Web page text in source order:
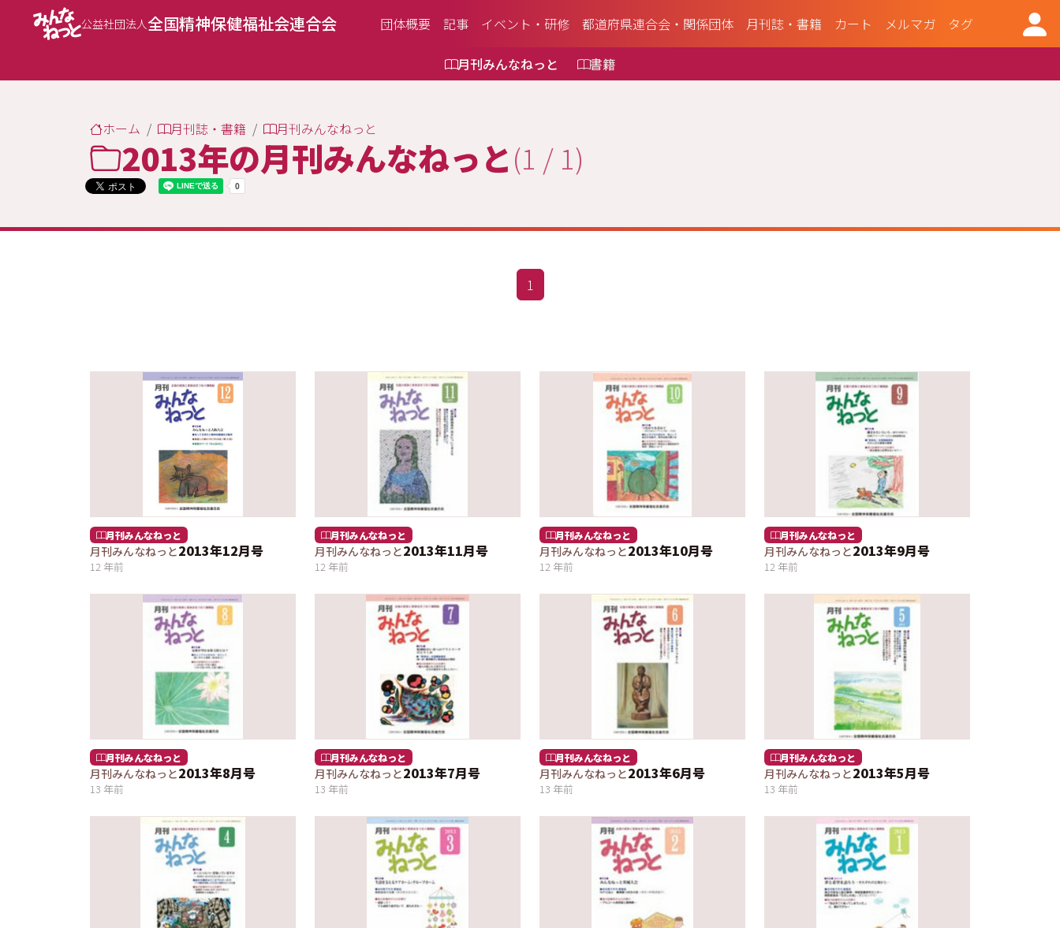
公益社団法人全国精神保健福祉会連合会 団体概要 記事 イベント・研修 都道府県連合会・関係団体 月刊誌・書籍 カート メルマガ タグ
月刊みんなねっと 書籍
ホーム 月刊誌・書籍 月刊みんなねっと
2013年の月刊みんなねっと(1 / 1)
1
月刊みんなねっと
月刊みんなねっと2013年12月号
12 年前
月刊みんなねっと
月刊みんなねっと2013年11月号
12 年前
月刊みんなねっと
月刊みんなねっと2013年10月号
12 年前
月刊みんなねっと
月刊みんなねっと2013年9月号
12 年前
月刊みんなねっと
月刊みんなねっと2013年8月号
13 年前
月刊みんなねっと
月刊みんなねっと2013年7月号
13 年前
月刊みんなねっと
月刊みんなねっと2013年6月号
13 年前
月刊みんなねっと
月刊みんなねっと2013年5月号
13 年前